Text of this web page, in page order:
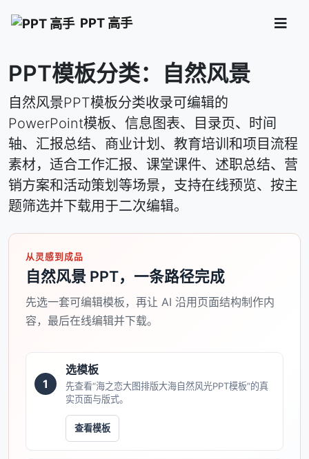
PPT 高手
PPT模板分类：自然风景
自然风景PPT模板分类收录可编辑的
PowerPoint模板、信息图表、目录页、时间
轴、汇报总结、商业计划、教育培训和项目流程
素材，适合工作汇报、课堂课件、述职总结、营
销方案和活动策划等场景，支持在线预览、按主
题筛选并下载用于二次编辑。
从灵感到成品
自然风景 PPT，一条路径完成
先选一套可编辑模板，再让 AI 沿用页面结构制作内
容，最后在线编辑并下载。
1
选模板
先查看“海之恋大图排版大海自然风光PPT模板”的真
实页面与版式。
查看模板